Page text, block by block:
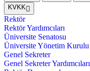
KVKK
Rektör
Rektör Yardımcıları
Üniversite Senatosu
Üniversite Yönetim Kurulu
Genel Sekreter
Genel Sekreter Yardımcıları